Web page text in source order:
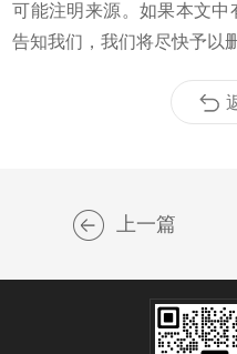
可能注明来源。如果本文
告知我们，我们将尽快予以
上一篇